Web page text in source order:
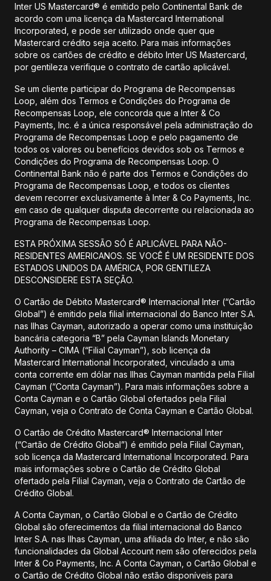
Inter US Mastercard® é emitido pelo Continental Bank de
acordo com uma licença da Mastercard International
Incorporated, e pode ser utilizado onde quer que
Mastercard crédito seja aceito. Para mais informações
sobre os cartões de crédito e débito Inter US Mastercard,
por gentileza verifique o contrato de cartão aplicável.
Se um cliente participar do Programa de Recompensas
Loop, além dos Termos e Condições do Programa de
Recompensas Loop, ele concorda que a Inter & Co
Payments, Inc. é a única responsável pela administração do
Programa de Recompensas Loop e pelo pagamento de
todos os valores ou benefícios devidos sob os Termos e
Condições do Programa de Recompensas Loop. O
Continental Bank não é parte dos Termos e Condições do
Programa de Recompensas Loop, e todos os clientes
devem recorrer exclusivamente à Inter & Co Payments, Inc.
em caso de qualquer disputa decorrente ou relacionada ao
Programa de Recompensas Loop.
ESTA PRÓXIMA SESSÃO SÓ É APLICÁVEL PARA NÃO-
RESIDENTES AMERICANOS. SE VOCÊ É UM RESIDENTE DOS
ESTADOS UNIDOS DA AMÉRICA, POR GENTILEZA
DESCONSIDERE ESTA SEÇÃO.
O Cartão de Débito Mastercard® Internacional Inter (“Cartão
Global”) é emitido pela filial internacional do Banco Inter S.A.
nas Ilhas Cayman, autorizado a operar como uma instituição
bancária categoria “B” pela Cayman Islands Monetary
Authority – CIMA (“Filial Cayman”), sob licença da
Mastercard International Incorporated, vinculado a uma
conta corrente em dólar nas Ilhas Cayman mantida pela Filial
Cayman (“Conta Cayman”). Para mais informações sobre a
Conta Cayman e o Cartão Global ofertados pela Filial
Cayman, veja o Contrato de Conta Cayman e Cartão Global.
O Cartão de Crédito Mastercard® Internacional Inter
(“Cartão de Crédito Global”) é emitido pela Filial Cayman,
sob licença da Mastercard International Incorporated. Para
mais informações sobre o Cartão de Crédito Global
ofertado pela Filial Cayman, veja o Contrato de Cartão de
Crédito Global.
A Conta Cayman, o Cartão Global e o Cartão de Crédito
Global são oferecimentos da filial internacional do Banco
Inter S.A. nas Ilhas Cayman, uma afiliada do Inter, e não são
funcionalidades da Global Account nem são oferecidos pela
Inter & Co Payments, Inc. A Conta Cayman, o Cartão Global e
o Cartão de Crédito Global não estão disponíveis para